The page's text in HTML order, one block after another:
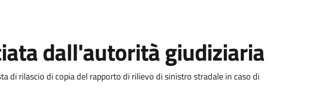
dall'autorità giudiziaria
di rilascio di copia del rapporto di rilievo di sinistro stradale in caso di